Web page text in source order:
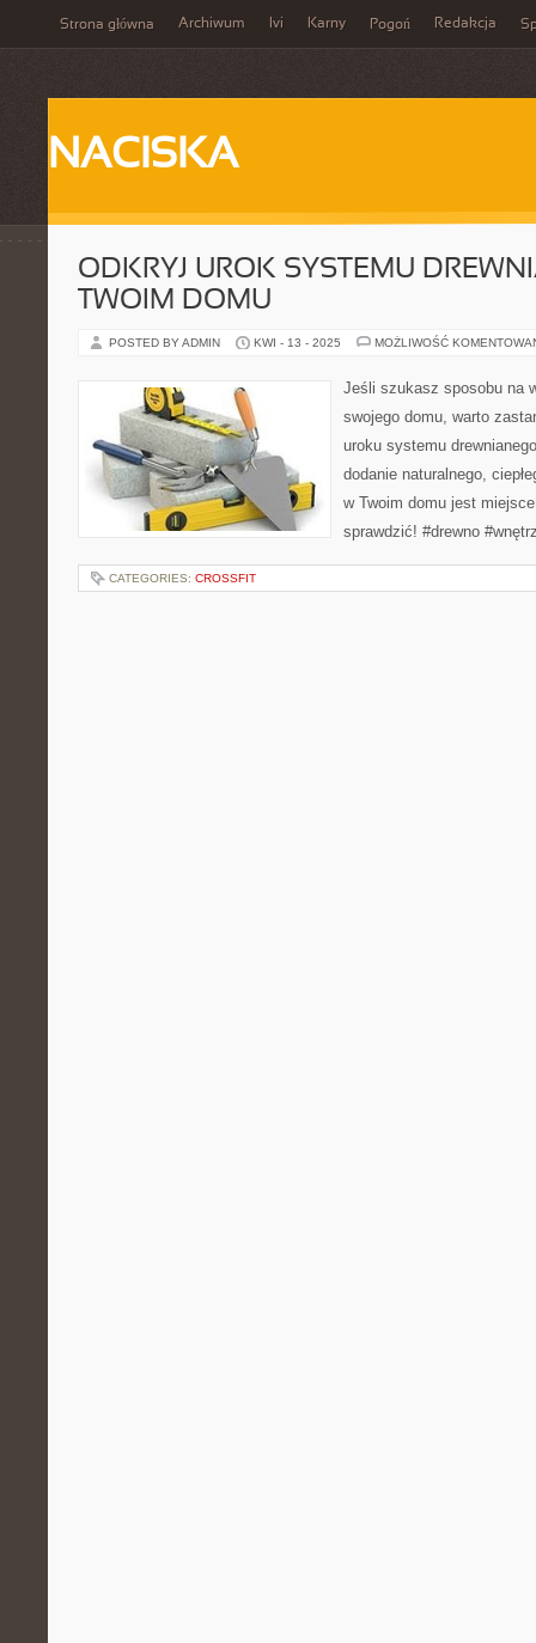
Strona główna Archiwum Ivi Karny Pogoń Redakcja
NACISKA
ODKRYJ UROK SYSTEMU
TWOIM DOMU
POSTED BY ADMIN KWI - 13 - 2025 MOŻLIWOŚĆ
Jeśli szukasz sposobu na
swojego domu, warto
uroku systemu
dodanie naturalnego,
w Twoim domu jest
sprawdzić! #drewno
CATEGORIES: CROSSFIT